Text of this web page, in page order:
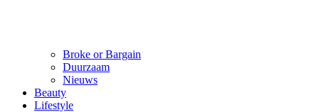
Broke or Bargain
Duurzaam
Nieuws
Beauty
Lifestyle